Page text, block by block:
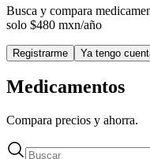
Busca y compara
solo $480 mxn/año
Registrarme Ya tengo
Medicamentos
Compara precios y ahorra.